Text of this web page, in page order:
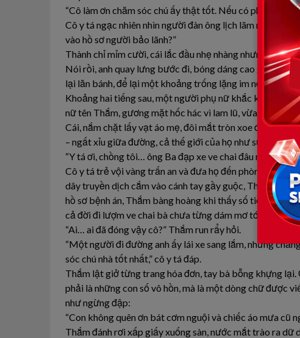
“Cô làm ơn chăm sóc chú ấy thật tốt. Nếu có phát sinh
Cô y tá ngạc nhiên nhìn người đàn ông lịch lãm nhưng
vào hồ sơ người bảo lãnh?”
Thành chỉ mỉm cười, cái lắc đầu nhẹ nhàng nhưng
Nói rồi, anh quay lưng bước đi, bóng dáng cao gầy
lại lăn bánh, để lại một khoảng trống lặng im nơi sảnh chờ.
Khoảng hai tiếng sau, một người phụ nữ khắc khổ cùng
nữ tên Thắm, gương mặt hốc hác vì lam lũ, vừa chạy
Cái, nắm chặt lấy vạt áo mẹ, đôi mắt tròn xoe đầy sợ
– ngất xỉu giữa đường, cả thế giới của họ như sụp đổ.
“Y tá ơi, chồng tôi… ông Ba đạp xe ve chai đâu rồi?”
Cô y tá trẻ vội vàng trấn an và đưa họ đến phòng bệnh
dây truyền dịch cắm vào cánh tay gầy guộc, Thắm quỵ
hồ sơ bệnh án, Thắm bàng hoàng khi thấy số tiền tạm
cả đời đi lượm ve chai bà chưa từng dám mơ tới.
“Ai… ai đã đóng vậy cô?” Thắm run rẩy hỏi.
“Một người đi đường anh ấy lái xe sang lắm, nhưng
sóc chú nhà tốt nhất,” cô y tá đáp.
Thắm lật giở từng trang hóa đơn, tay bà bỗng khựng
phải là những con số vô hồn, mà là một dòng chữ được
như ngừng đập:
“Con không quên ơn bát cơm nguội và chiếc áo mưa cũ
Thắm đánh rơi xấp giấy xuống sàn, nước mắt trào ra